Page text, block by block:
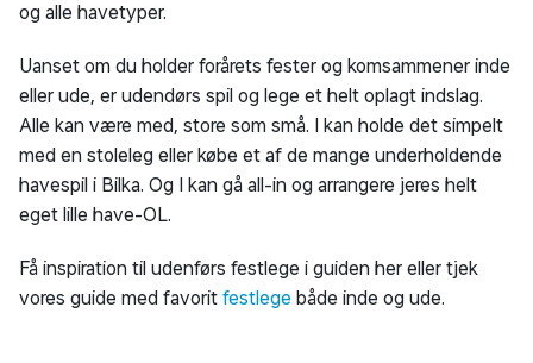
og alle havetyper.
Uanset om du holder forårets fester og komsammener inde
eller ude, er udendørs spil og lege et helt oplagt indslag.
Alle kan være med, store som små. I kan holde det simpelt
med en stoleleg eller købe et af de mange underholdende
havespil i Bilka. Og I kan gå all-in og arrangere jeres helt
eget lille have-OL.
Få inspiration til udenførs festlege i guiden her eller tjek
vores guide med favorit festlege både inde og ude.